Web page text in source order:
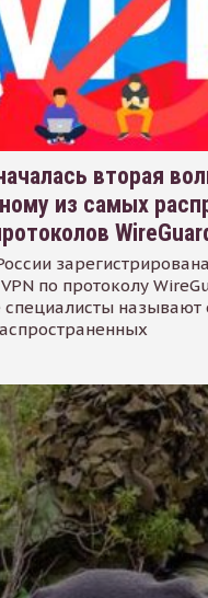
вторая
из самых
по протоколу
специалисты